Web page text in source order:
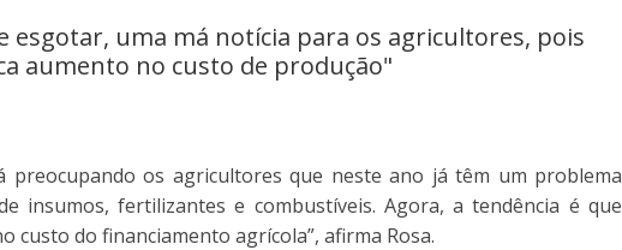
esgotar, uma má notícia para os agricultores, pois
aumento no custo de produção"
preocupando os agricultores que neste ano já têm um problema
insumos, fertilizantes e combustíveis. Agora, a tendência é que
custo do financiamento agrícola”, afirma Rosa.